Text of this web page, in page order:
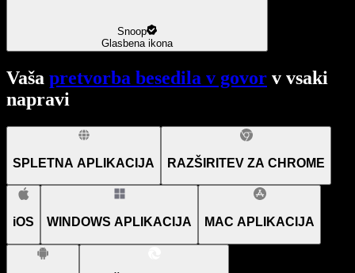
Snoop
Glasbena ikona
Vaša pretvorba besedila v govor v vsaki
napravi
SPLETNA APLIKACIJA RAZŠIRITEV ZA CHROME
iOS WINDOWS APLIKACIJA MAC APLIKACIJA